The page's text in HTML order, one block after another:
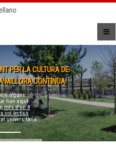
PER LA CULTURA DE
MILLORA CONTÍNUA.
alguns
han sigut
més d'un 8
col·lectius
universitària